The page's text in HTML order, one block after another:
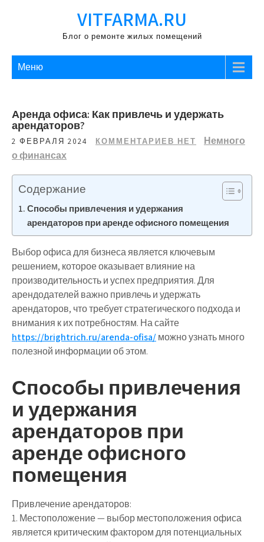
VITFARMA.RU
Блог о ремонте жилых помещений
Меню
Аренда офиса: Как привлечь и удержать
арендаторов?
2 ФЕВРАЛЯ 2024 КОММЕНТАРИЕВ НЕТ
Немного
о финансах
Содержание
Способы привлечения и удержания
арендаторов при аренде офисного помещения
Выбор офиса для бизнеса является ключевым
решением, которое оказывает влияние на
производительность и успех предприятия. Для
арендодателей важно привлечь и удержать
арендаторов, что требует стратегического подхода и
внимания к их потребностям. На сайте
https://brightrich.ru/arenda-ofisa/можно узнать много
полезной информации об этом.
Способы привлечения
и удержания
арендаторов при
аренде офисного
помещения
Привлечение арендаторов:
1. Местоположение — выбор местоположения офиса
является критическим фактором для потенциальных